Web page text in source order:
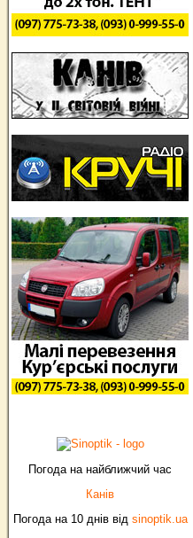
Погода на найближчий час
Канів
Погода на 10 днів від sinoptik.ua